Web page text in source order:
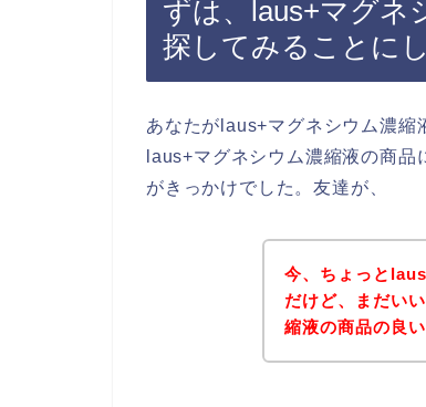
ずは、laus+マグネ
探してみることに
あなたがlaus+マグネシウム濃縮
laus+マグネシウム濃縮液の商
がきっかけでした。友達が、
今、ちょっと
だけど、まだい
縮液の商品の良